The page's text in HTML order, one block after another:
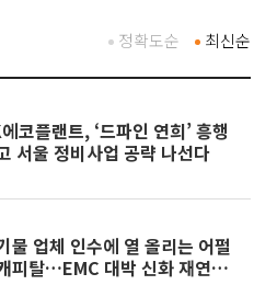
최신순
정확도순
코플랜트, ‘드파인 연희’ 흥행
서울 정비사업 공략 나선다
물 업체 인수에 열 올리는 어펄
피탈…EMC 대박 신화 재연하